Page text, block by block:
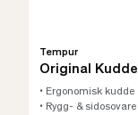
Tempur
Original Kudde
• Ergonomisk kudde
• Rygg- & sidosovare